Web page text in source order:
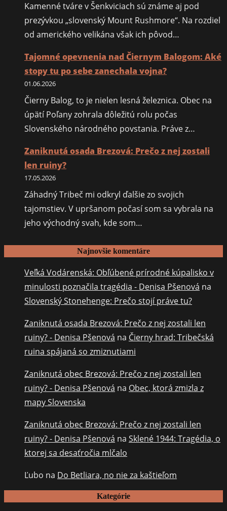
Kamenné tváre v Šenkviciach sú známe aj pod
prezývkou „slovenský Mount Rushmore“. Na rozdiel
od amerického velikána však ich pôvod…
Tajomné opevnenia nad Čiernym Balogom: Aké
stopy tu po sebe zanechala vojna?
01.06.2026
Čierny Balog, to je nielen lesná železnica. Obec na
úpätí Poľany zohrala dôležitú rolu počas
Slovenského národného povstania. Práve z…
Zaniknutá osada Brezová: Prečo z nej zostali
len ruiny?
17.05.2026
Záhadný Tribeč mi odkryl ďalšie zo svojich
tajomstiev. V upršanom počasí som sa vybrala na
jeho východný svah, kde som…
Najnovšie komentáre
Veľká Vodárenská: Obľúbené prírodné kúpalisko v
minulosti poznačila tragédia - Denisa Pšenová na
Slovenský Stonehenge: Prečo stojí práve tu?
Zaniknutá osada Brezová: Prečo z nej zostali len
ruiny? - Denisa Pšenová na Čierny hrad: Tribečská
ruina spájaná so zmiznutiami
Zaniknutá obec Brezová: Prečo z nej zostali len
ruiny? - Denisa Pšenová na Obec, ktorá zmizla z
mapy Slovenska
Zaniknutá obec Brezová: Prečo z nej zostali len
ruiny? - Denisa Pšenová na Sklené 1944: Tragédia, o
ktorej sa desaťročia mlčalo
Ľubo na Do Betliara, no nie za kaštieľom
Kategórie